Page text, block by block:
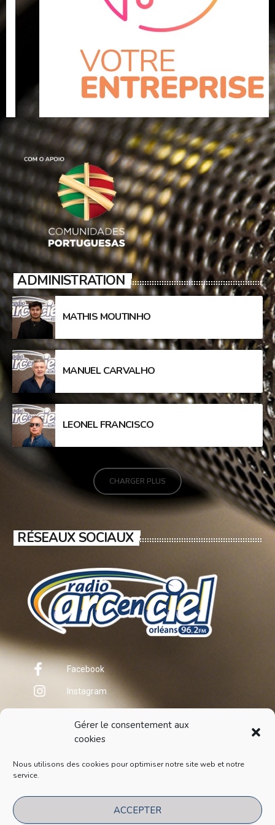
Gérer le consentement aux
cookies
Nous utilisons des cookies pour optimiser notre site web et notre
service.
ACCEPTER
ADMINISTRATION
MATHIS MOUTINHO
MANUEL CARVALHO
LEONEL FRANCISCO
CHARGER PLUS
RÉSEAUX SOCIAUX
Facebook
Instagram
COPYRIGHT2021
POLITIQUE DE CONFIDENTIALITÉ
POLITIQUE DE COOKIES (EU)